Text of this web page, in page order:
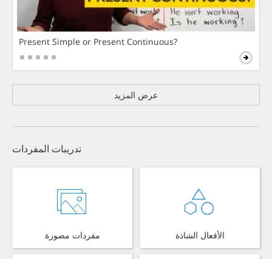
Present Simple or Present Continuous?
عرض المزيد
تدريبات المفردات
مفردات مصورة الأفعال الشاذة